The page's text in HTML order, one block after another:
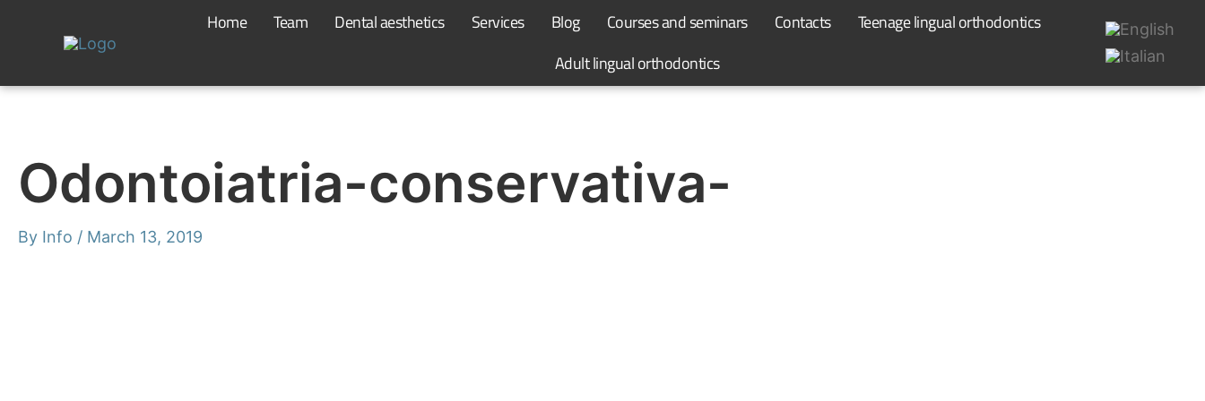
Home Team Dental aesthetics Services Blog Courses and seminars Contacts
Teenage lingual orthodontics
Adult lingual orthodontics
Odontoiatria-conservativa-
By Info / March 13, 2019